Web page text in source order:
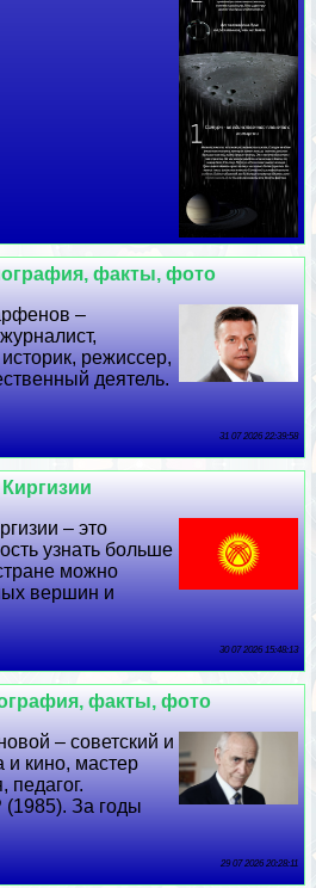
факты, фото
–
режиссер,
деятель.
31 07 2026 22:39:58
– это
узнать больше
можно
вершин и
30 07 2026 15:48:13
факты, фото
– советский и
и кино, мастер
педагог.
За годы
29 07 2026 20:28:11